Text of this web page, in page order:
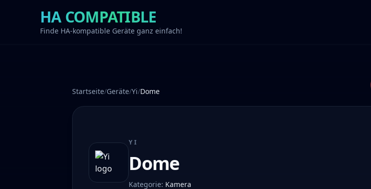
HA COMPATIBLE
Finde HA-kompatible Geräte ganz einfach!
Startseite/Geräte/Yi/Dome
YI
Dome
Kategorie: Kamera